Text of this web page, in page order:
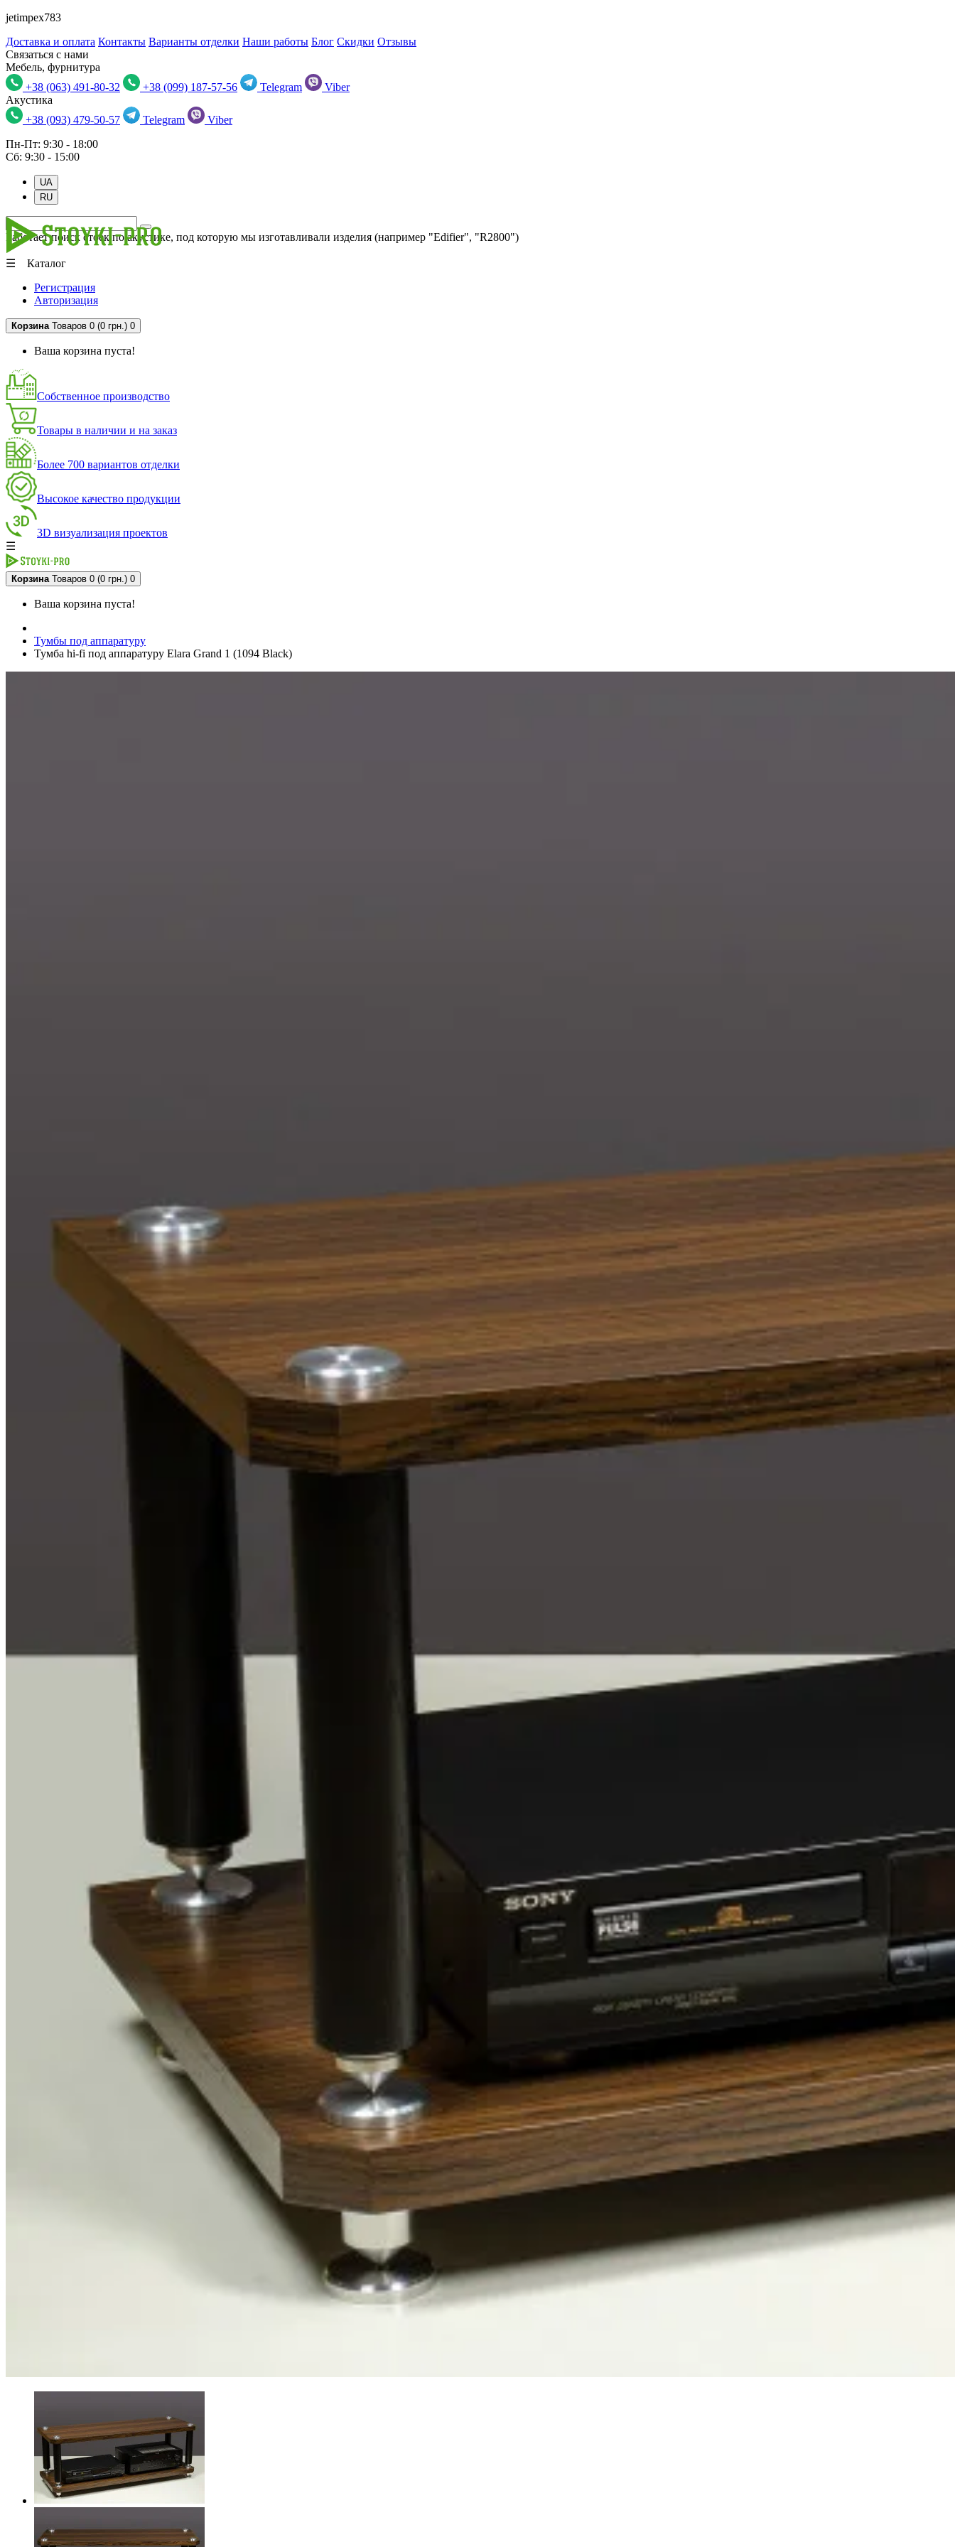
jetimpex783
Доставка и оплата Контакты Варианты отделки Наши работы Блог Скидки Отзывы
Связаться с нами
Мебель, фурнитура
+38 (063) 491-80-32
+38 (099) 187-57-56 Telegram
Viber
Акустика
+38 (093) 479-50-57
Telegram
Viber
Пн-Пт: 9:30 - 18:00
Сб: 9:30 - 15:00
UA
RU
Работает поиск стоек по акустике, под которую мы изготавливали изделия (например "Edifier", "R2800")
☰ Каталог
Регистрация
Авторизация
Корзина Товаров 0 (0 грн.) 0
Ваша корзина пуста!
Собственное производство
Товары в наличии и на заказ
Более 700 вариантов отделки
Высокое качество продукции
3D визуализация проектов
☰
Корзина Товаров 0 (0 грн.) 0
Ваша корзина пуста!
Тумбы под аппаратуру
Тумба hi-fi под аппаратуру Elara Grand 1 (1094 Black)